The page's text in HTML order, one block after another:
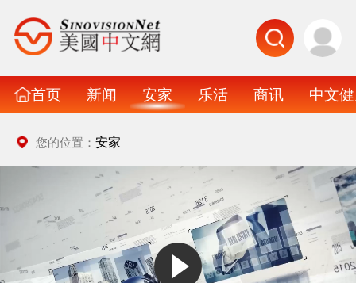
首页 新闻 安家 乐活 商讯 中文
您的位置： 安家